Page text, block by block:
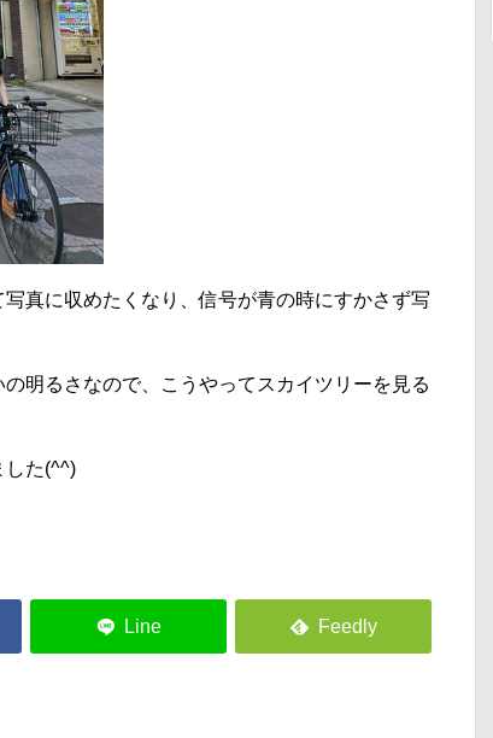
真に収めたくなり、信号が青の時にすかさず写
明るさなので、こうやってスカイツリーを見る
した(^^)